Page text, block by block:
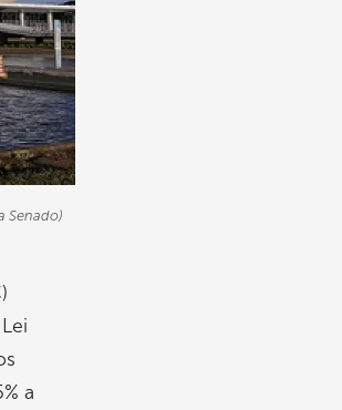
Senado)
a